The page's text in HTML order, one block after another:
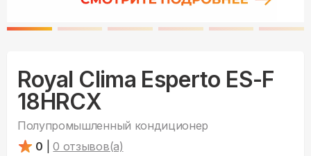
Royal Clima Esperto ES-F
18HRCX
Полупромышленный кондиционер
0
0 отзывов(а)